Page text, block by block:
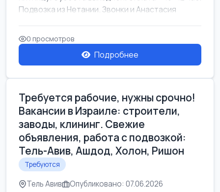
Подвозка из Нетании. Звонки и Анастасия
0 просмотров
Подробнее
Требуется рабочие, нужны срочно!
Вакансии в Израиле: строители,
заводы, клининг. Свежие
объявления, работа с подвозкой:
Тель-Авив, Ашдод, Холон, Ришон
Требуются
Тель Авив Опубликовано: 07.06.2026